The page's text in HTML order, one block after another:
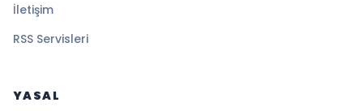
İletişim
RSS Servisleri
YASAL